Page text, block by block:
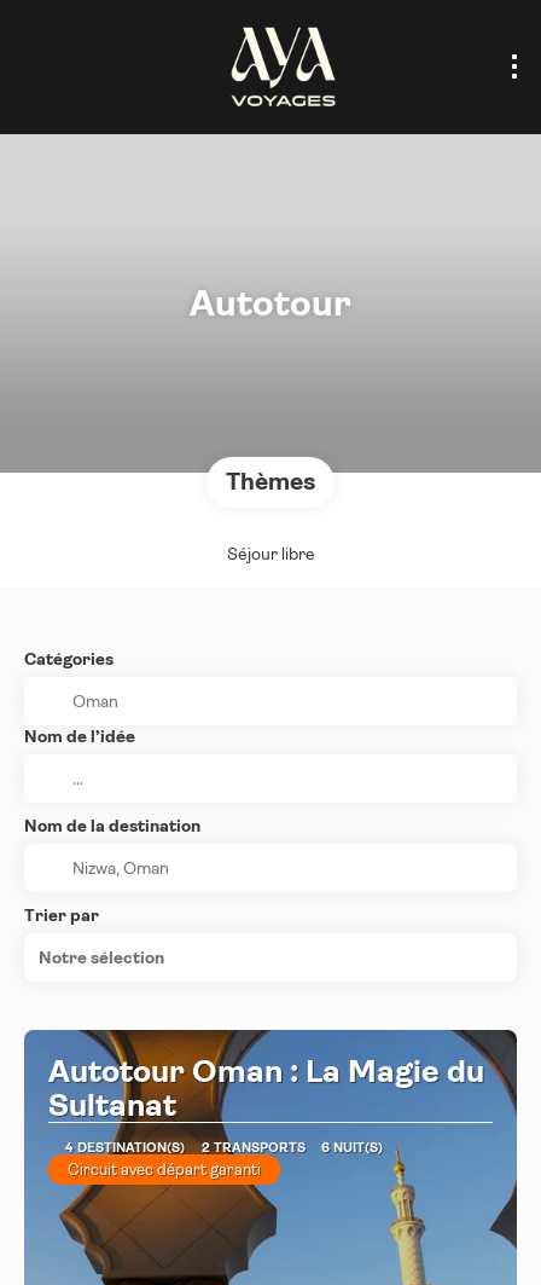
Autotour
Thèmes
Séjour libre
Catégories
Nom de l’idée
Nom de la destination
Trier par
Notre sélection
Autotour Oman : La Magie du
Sultanat
4 DESTINATION(S) 2 TRANSPORTS 6 NUIT(S)
Circuit avec départ garanti